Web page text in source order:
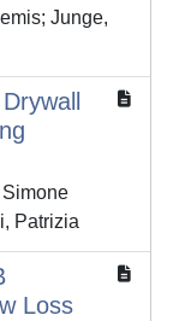
Junge,
Patrizia
Loss